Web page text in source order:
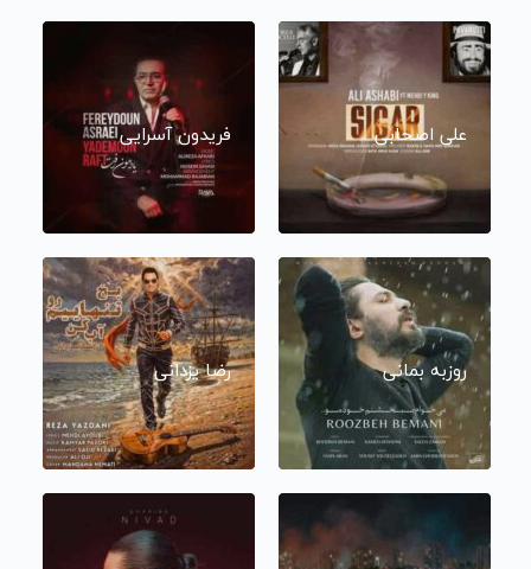
علی اصحابی فریدون آسرایی
روزبه بمانی رضا یزدانی